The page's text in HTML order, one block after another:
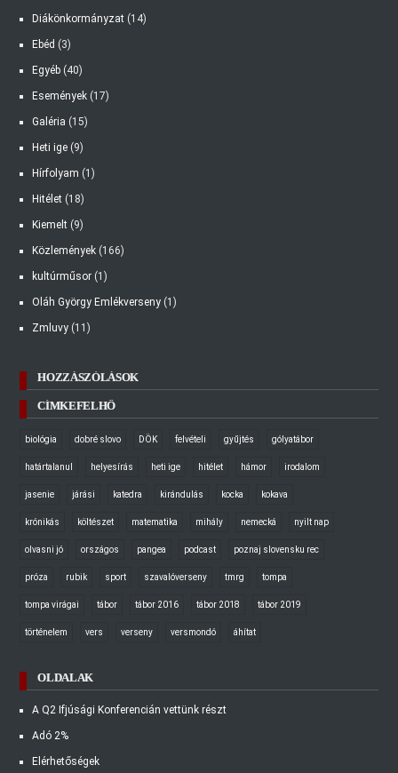
Diákönkormányzat (14)
Ebéd (3)
Egyéb (40)
Események (17)
Galéria (15)
Heti ige (9)
Hírfolyam (1)
Hitélet (18)
Kiemelt (9)
Közlemények (166)
kultúrműsor (1)
Oláh György Emlékverseny (1)
Zmluvy (11)
HOZZÁSZÓLÁSOK
CÍMKEFELHŐ
biológia dobré slovo DÖK felvételi gyűjtés gólyatábor
határtalanul helyesírás heti ige hitélet hámor irodalom
jasenie járási katedra kirándulás kocka kokava
krónikás költészet matematika mihály nemecká nyilt nap
olvasni jó országos pangea podcast poznaj slovensku rec
próza rubik sport szavalóverseny tmrg tompa
tompa virágai tábor tábor 2016 tábor 2018 tábor 2019
történelem vers verseny versmondó áhítat
OLDALAK
A Q2 Ifjúsági Konferencián vettünk részt
Adó 2%
Elérhetőségek